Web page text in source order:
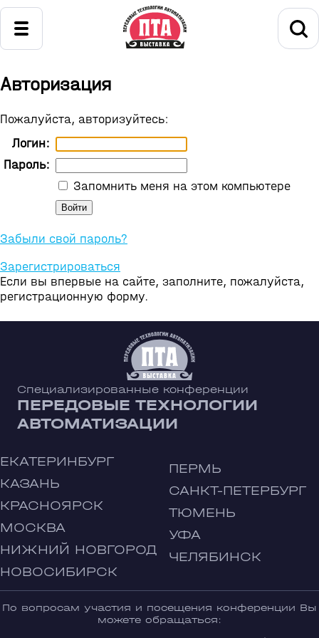
Авторизация
Пожалуйста, авторизуйтесь:
Логин:
Пароль:
Запомнить меня на этом компьютере
Забыли свой пароль?
Зарегистрироваться
Если вы впервые на сайте, заполните, пожалуйста,
регистрационную форму.
Специализированные конференции
ПЕРЕДОВЫЕ ТЕХНОЛОГИИ
АВТОМАТИЗАЦИИ
ЕКАТЕРИНБУРГ
КАЗАНЬ
КРАСНОЯРСК
МОСКВА
НИЖНИЙ НОВГОРОД
НОВОСИБИРСК
ПЕРМЬ
САНКТ-ПЕТЕРБУРГ
ТЮМЕНЬ
УФА
ЧЕЛЯБИНСК
По вопросам участия и посещения конференции Вы
можете обращаться: